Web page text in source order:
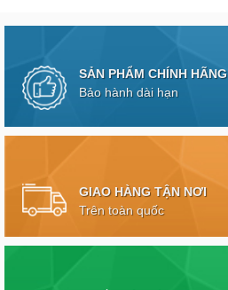
SẢN PHẨM CHÍNH HÃNG
Bảo hành dài hạn
GIAO HÀNG TẬN NƠI
Trên toàn quốc